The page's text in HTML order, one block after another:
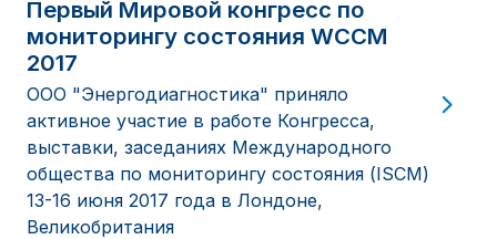
Первый Мировой конгресс по
мониторингу состояния WCCM
2017
ООО "Энергодиагностика" приняло
активное участие в работе Конгресса,
выставки, заседаниях Международного
общества по мониторингу состояния (ISCM)
13-16 июня 2017 года в Лондоне,
Великобритания